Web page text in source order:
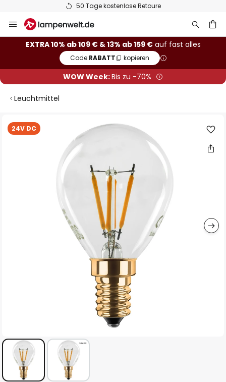
50 Tage kostenlose Retoure
Inhalt
springen
EXTRA 10% ab 109 € & 13% ab 159 €auf fast alles
Code:RABATT kopieren
WOW Week:Bis zu -70%
Leuchtmittel
24V DC
Zum
Ende